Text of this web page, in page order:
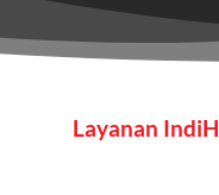
maupun individu
hiburan
Layanan